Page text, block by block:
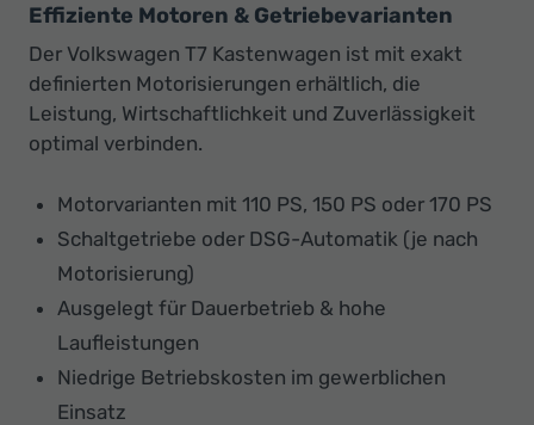
Effiziente Motoren & Getriebevarianten
Der Volkswagen T7 Kastenwagen ist mit exakt
definierten Motorisierungen erhältlich, die
Leistung, Wirtschaftlichkeit und Zuverlässigkeit
optimal verbinden.
Motorvarianten mit 110 PS, 150 PS oder 170 PS
Schaltgetriebe oder DSG-Automatik (je nach
Motorisierung)
Ausgelegt für Dauerbetrieb & hohe
Laufleistungen
Niedrige Betriebskosten im gewerblichen
Einsatz